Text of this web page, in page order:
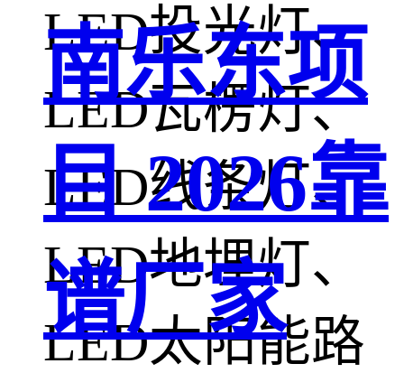
LED投光灯、
LED瓦楞灯、
LED线条灯、
LED地埋灯、
LED太阳能路
南乐东项
目 2026靠
谱厂家